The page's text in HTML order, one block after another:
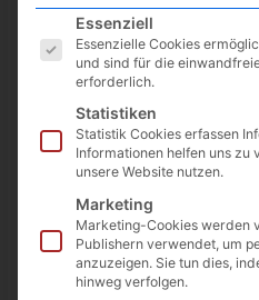
Apple TV+:
dritten Staffel See
23.07.2022/ News/ VonSpoonie
Ab dem 26. August 2022 wird
See auf Apple TV+ zu sehen
Apple
Weiterlesen »
Es folgt eine Liste der
Essenziell
Essenzielle Cookies
und sind für die
erforderlich.
Statistiken
Statistik Cookies erfassen
Informationen helfen uns zu
unsere Website nutzen.
Marketing
Marketing-Cookies werden
Publishern verwendet, um
anzuzeigen. Sie tun dies,
hinweg verfolgen.